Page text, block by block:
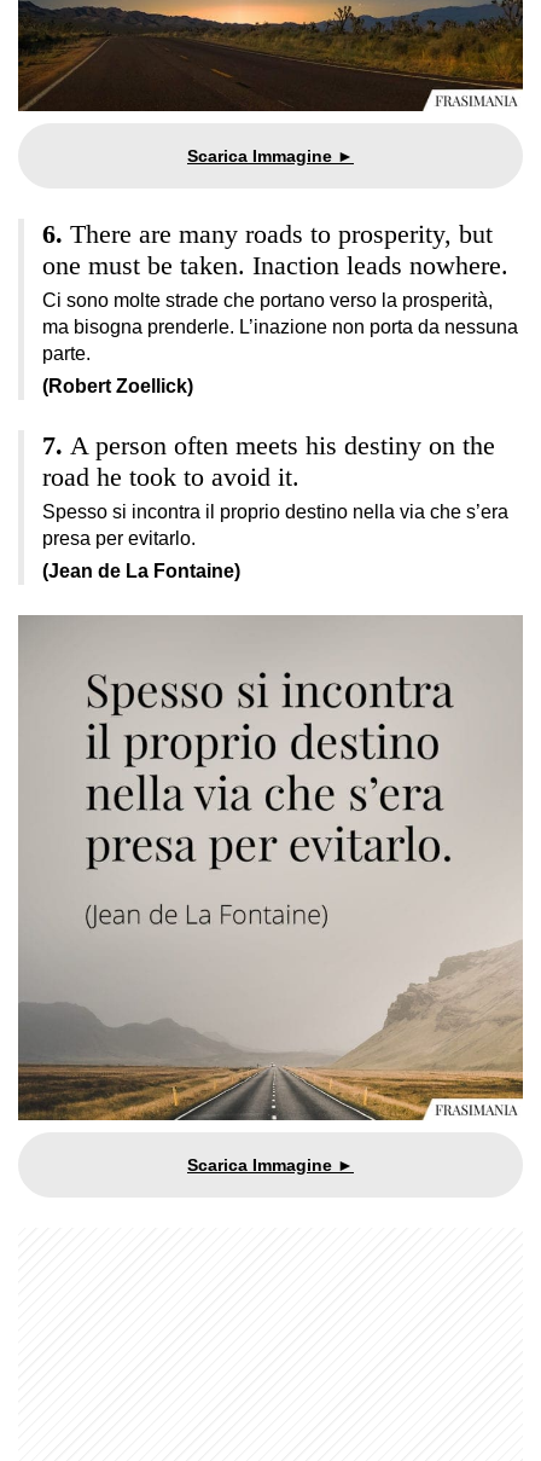
There are many roads to prosperity, but
one must be taken. Inaction leads nowhere.
Ci sono molte strade che portano verso la prosperità,
ma bisogna prenderle. L’inazione non porta da nessuna
parte.
(Robert Zoellick)
A person often meets his destiny on the
road he took to avoid it.
Spesso si incontra il proprio destino nella via che s’era
presa per evitarlo.
(Jean de La Fontaine)